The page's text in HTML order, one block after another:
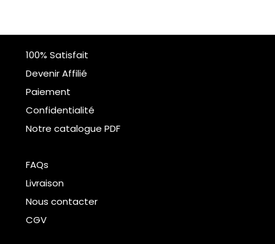
100% Satisfait
Devenir Affilié
Paiement
Confidentialité
Notre catalogue PDF
FAQs
Livraison
Nous contacter
CGV